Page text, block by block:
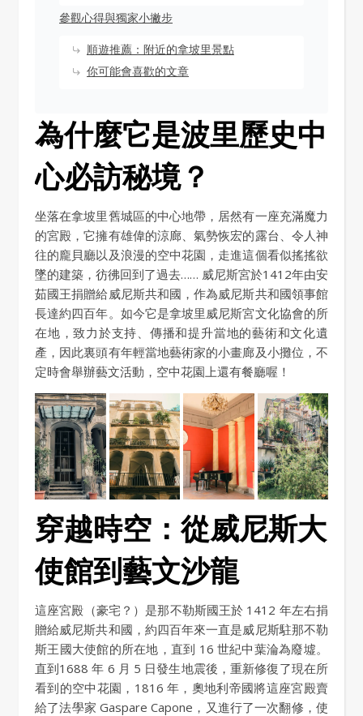
參觀心得與獨家小撇步
順遊推薦：附近的拿坡里景點
你可能會喜歡的文章
為什麼它是波里歷史中
心必訪秘境？
坐落在拿坡里舊城區的中心地帶，居然有一座充滿魔力
的宮殿，它擁有雄偉的涼廊、氣勢恢宏的露台、令人神
往的龐貝廳以及浪漫的空中花園，走進這個看似搖搖欲
墜的建築，彷彿回到了過去…… 威尼斯宮於1412年由安
茹國王捐贈給威尼斯共和國，作為威尼斯共和國領事館
長達約四百年。如今它是拿坡里威尼斯宮文化協會的所
在地，致力於支持、傳播和提升當地的藝術和文化遺
產，因此裏頭有年輕當地藝術家的小畫廊及小攤位，不
定時會舉辦藝文活動，空中花園上還有餐廳喔！
穿越時空：從威尼斯大
使館到藝文沙龍
這座宮殿（豪宅？）是那不勒斯國王於 1412 年左右捐
贈給威尼斯共和國，約四百年來一直是威尼斯駐那不勒
斯王國大使館的所在地，直到 16 世紀中葉淪為廢墟。
直到1688 年 6 月 5 日發生地震後，重新修復了現在所
看到的空中花園，1816 年，奧地利帝國將這座宮殿賣
給了法學家 Gaspare Capone，又進行了一次翻修，使